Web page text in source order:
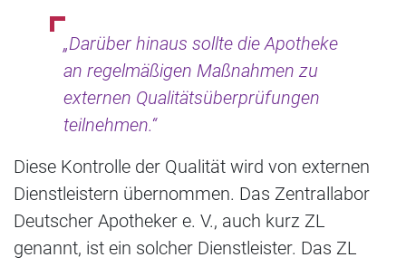
„Darüber hinaus sollte die Apotheke
an regelmäßigen Maßnahmen zu
externen Qualitätsüberprüfungen
teilnehmen.“
Diese Kontrolle der Qualität wird von externen
Dienstleistern übernommen. Das Zentrallabor
Deutscher Apotheker e. V., auch kurz ZL
genannt, ist ein solcher Dienstleister. Das ZL